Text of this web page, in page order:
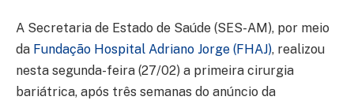
A Secretaria de Estado de Saúde (SES-AM), por meio
da Fundação Hospital Adriano Jorge (FHAJ), realizou
nesta segunda-feira (27/02) a primeira cirurgia
bariátrica, após três semanas do anúncio da